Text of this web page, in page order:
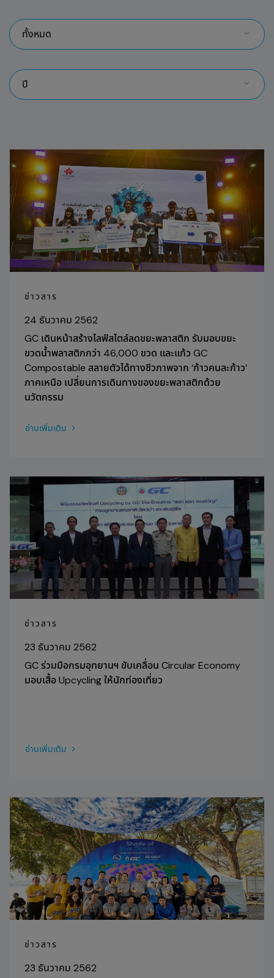
ทั้งหมด
ปี
ข่าวสาร
24 ธันวาคม 2562
GC เดินหน้าสร้างไลฟ์สไตล์ลดขยะพลาสติก รับมอบขยะ
ขวดน้ำพลาสติกกว่า 46,000 ขวด และแก้ว GC
Compostable สลายตัวได้ทางชีวภาพจาก ‘ก้าวคนละก้าว’
ภาคเหนือ เปลี่ยนการเดินทางของขยะพลาสติกด้วย
นวัตกรรม
อ่านเพิ่มเติม
ข่าวสาร
23 ธันวาคม 2562
GC ร่วมมือกรมอุทยานฯ ขับเคลื่อน Circular Economy
มอบเสื้อ Upcycling ให้นักท่องเที่ยว
อ่านเพิ่มเติม
ข่าวสาร
23 ธันวาคม 2562